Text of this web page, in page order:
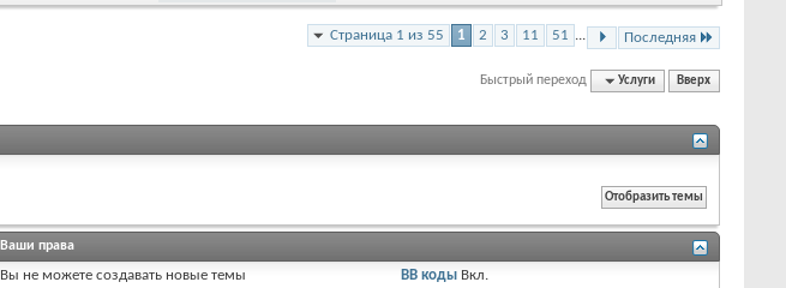
Страница 1 из 55 1 2 3 11 51 ... Последняя
Быстрый переход Услуги Вверх
Ваши права
Вы не можете создавать новые темы
BB коды Вкл.